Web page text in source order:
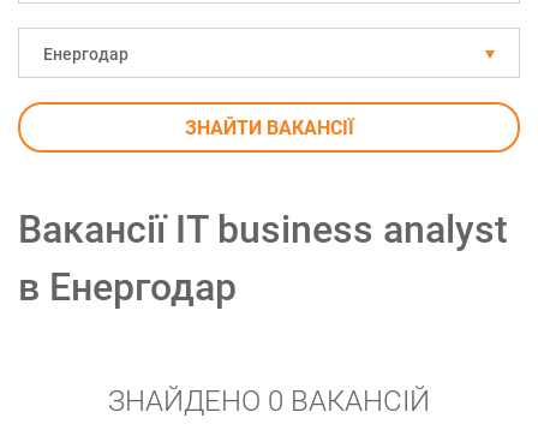
Енергодар
ЗНАЙТИ ВАКАНСІЇ
Вакансії IT business analyst
в Енергодар
ЗНАЙДЕНО 0 ВАКАНСІЙ